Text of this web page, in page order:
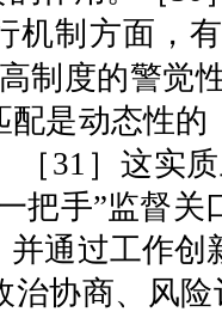
机制方面，
制度的警觉
配是动态性
［31］这实
把手”监督
通过工作
治协商、风